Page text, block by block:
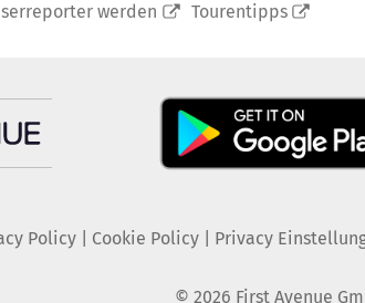
werden Tourentipps
Policy| Cookie Policy| Privacy
© 2026 First Avenue